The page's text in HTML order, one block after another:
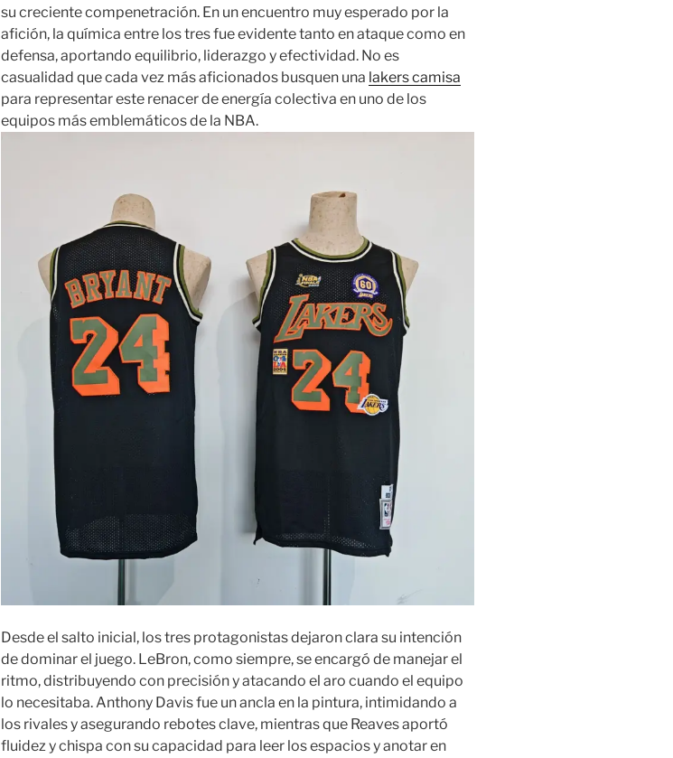
su creciente compenetración. En un encuentro muy esperado por la
afición, la química entre los tres fue evidente tanto en ataque como en
defensa, aportando equilibrio, liderazgo y efectividad. No es
casualidad que cada vez más aficionados busquen una lakers camisa
para representar este renacer de energía colectiva en uno de los
equipos más emblemáticos de la NBA.
Desde el salto inicial, los tres protagonistas dejaron clara su intención
de dominar el juego. LeBron, como siempre, se encargó de manejar el
ritmo, distribuyendo con precisión y atacando el aro cuando el equipo
lo necesitaba. Anthony Davis fue un ancla en la pintura, intimidando a
los rivales y asegurando rebotes clave, mientras que Reaves aportó
fluidez y chispa con su capacidad para leer los espacios y anotar en